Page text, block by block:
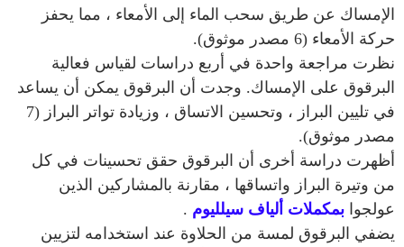
الإمساك عن طريق سحب الماء إلى الأمعاء ، مما يحفز
حركة الأمعاء (6 مصدر موثوق).
نظرت مراجعة واحدة في أربع دراسات لقياس فعالية
البرقوق على الإمساك. وجدت أن البرقوق يمكن أن يساعد
في تليين البراز ، وتحسين الاتساق ، وزيادة تواتر البراز (7
مصدر موثوق).
أظهرت دراسة أخرى أن البرقوق حقق تحسينات في كل
من وتيرة البراز واتساقها ، مقارنة بالمشاركين الذين
عولجوا بمكملات ألياف سيلليوم .
يضفي البرقوق لمسة من الحلاوة عند استخدامه لتزيين